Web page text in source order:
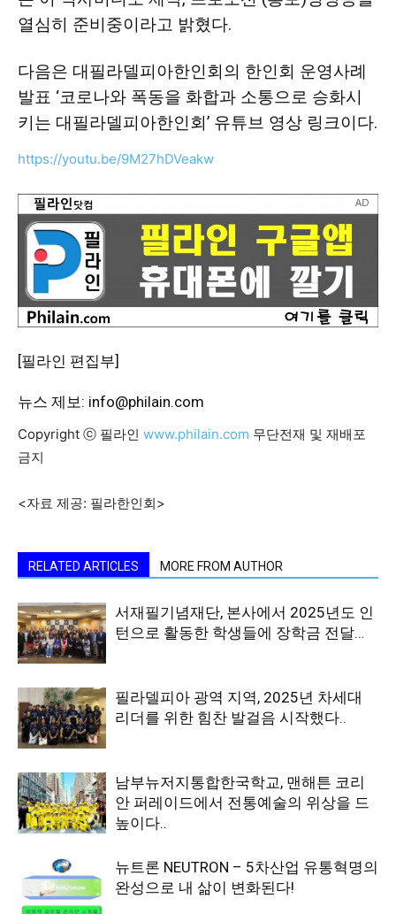
열심히 준비중이라고 밝혔다.
다음은 대필라델피아한인회의 한인회 운영사례
발표 ‘코로나와 폭동을 화합과 소통으로 승화시
키는 대필라델피아한인회’ 유튜브 영상 링크이다.
https://youtu.be/9M27hDVeakw
[필라인 편집부]
뉴스 제보: info@philain.com
Copyright ⓒ 필라인 www.philain.com 무단전재 및 재배포
금지
<자료 제공: 필라한인회>
RELATED ARTICLES MORE FROM AUTHOR
서재필기념재단, 본사에서 2025년도 인
턴으로 활동한 학생들에 장학금 전달…
필라델피아 광역 지역, 2025년 차세대
리더를 위한 힘찬 발걸음 시작했다..
남부뉴저지통합한국학교, 맨해튼 코리
안 퍼레이드에서 전통예술의 위상을 드
높이다..
뉴트론 NEUTRON – 5차산업 유통혁명의
완성으로 내 삶이 변화된다!